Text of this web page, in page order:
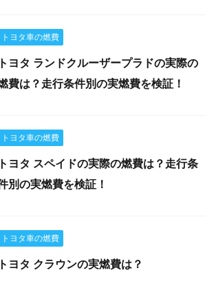
トヨタ車の燃費
トヨタ ランドクルーザープラドの実際の
費は？走行条件別の実燃費を検証！
トヨタ車の燃費
トヨタ スペイドの実際の燃費は？走行条
別の実燃費を検証！
トヨタ車の燃費
トヨタ クラウンの実燃費は？